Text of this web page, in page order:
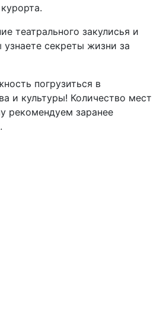
театрального закулисья и
секреты жизни за
погрузиться в
и культуры! Количество мест
рекомендуем заранее